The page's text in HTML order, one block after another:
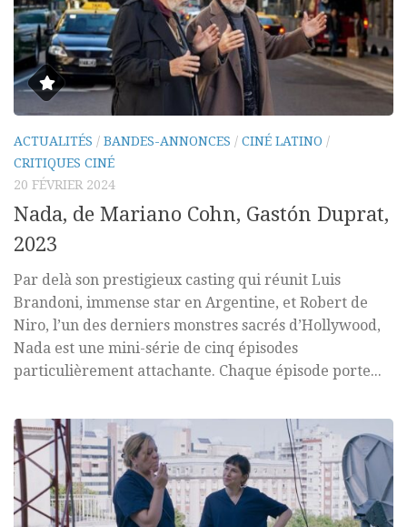
ACTUALITÉS / BANDES-ANNONCES / CINÉ LATINO /
CRITIQUES CINÉ
20 FÉVRIER 2024
Nada, de Mariano Cohn, Gastón Duprat,
2023
Par delà son prestigieux casting qui réunit Luis
Brandoni, immense star en Argentine, et Robert de
Niro, l’un des derniers monstres sacrés d’Hollywood,
Nada est une mini-série de cinq épisodes
particulièrement attachante. Chaque épisode porte...